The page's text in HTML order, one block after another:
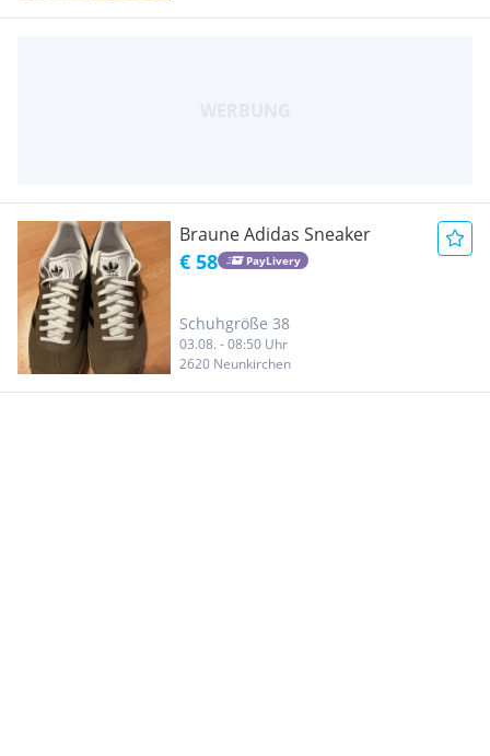
Braune Adidas Sneaker
€ 58 PayLivery
Schuhgröße 38
03.08. - 08:50 Uhr
2620 Neunkirchen